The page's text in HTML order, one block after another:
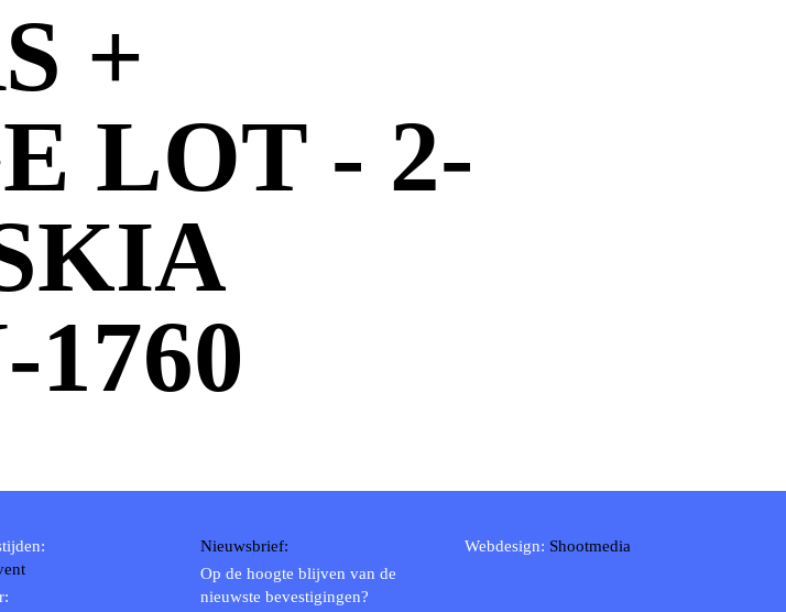
+
LOT - 2-
Nieuwsbrief:
Op de hoogte blijven van de
nieuwste bevestigingen?
Webdesign: Shootmedia